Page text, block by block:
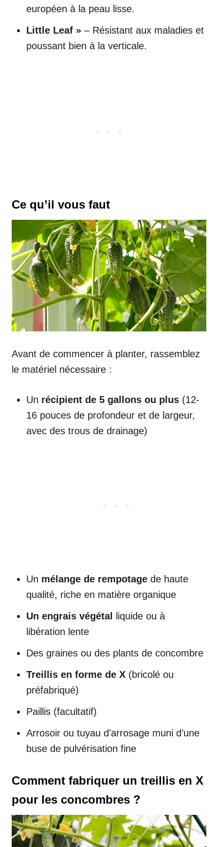
européen à la peau lisse.
Little Leaf » – Résistant aux maladies et
poussant bien à la verticale.
Ce qu’il vous faut
Avant de commencer à planter, rassemblez
le matériel nécessaire :
Un récipient de 5 gallons ou plus (12-
16 pouces de profondeur et de largeur,
avec des trous de drainage)
Un mélange de rempotage de haute
qualité, riche en matière organique
Un engrais végétal
liquide ou à
libération lente
Des graines ou des plants de concombre
Treillis en forme de X (bricolé ou
préfabriqué)
Paillis (facultatif)
Arrosoir ou tuyau d’arrosage muni d’une
buse de pulvérisation fine
Comment fabriquer un treillis en X
pour les concombres ?